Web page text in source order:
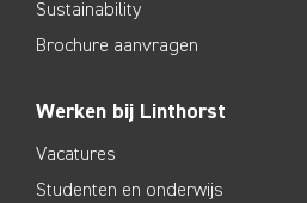
Sustainability
Brochure aanvragen
Werken bij Linthorst
Vacatures
Studenten en onderwijs